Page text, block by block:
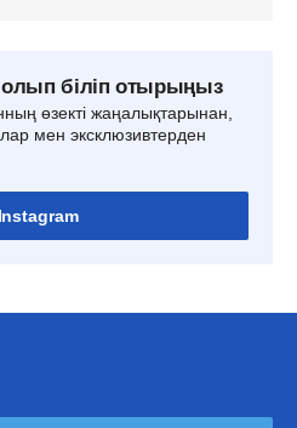
біліп отырыңыз
өзекті жаңалықтарынан,
мен эксклюзивтерден